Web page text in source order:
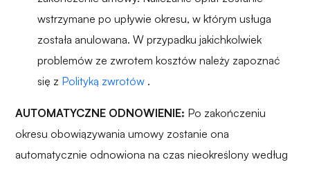
wstrzymane po upływie okresu, w którym usługa
została anulowana. W przypadku jakichkolwiek
problemów ze zwrotem kosztów należy zapoznać
się z Polityką zwrotów .
AUTOMATYCZNE ODNOWIENIE: Po zakończeniu
okresu obowiązywania umowy zostanie ona
automatycznie odnowiona na czas nieokreślony według